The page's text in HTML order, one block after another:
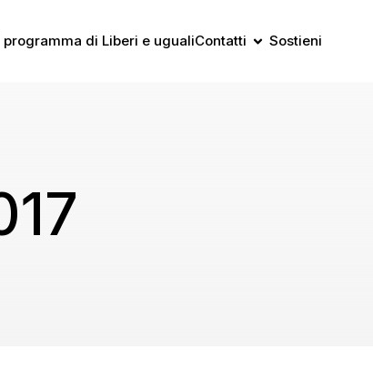
programma di Liberi e ugualiContatti Sostieni